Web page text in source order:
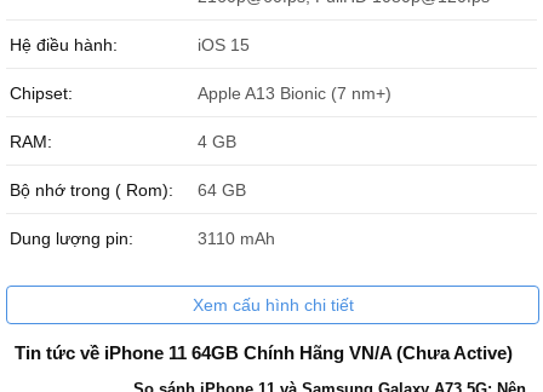
vẫn cam kết mẫu smartphoneiPhone 11
Apple cực xịn.
Hệ điều hành: iOS 15
Chipset: Apple A13 Bionic (7 nm+)
RAM: 4 GB
Bộ nhớ trong ( Rom): 64 GB
Dung lượng pin: 3110 mAh
Xem cấu hình chi tiết
Tin tức về iPhone 11 64GB Chính Hãng VN/A (Chưa Active)